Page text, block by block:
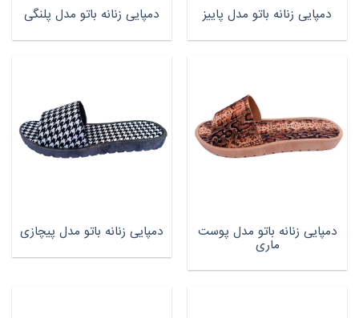
دمپایی زنانه باتو مدل پاییز دمپایی زنانه باتو مدل پلنگی
دمپایی زنانه باتو مدل پوست
ماری
دمپایی زنانه باتو مدل پیچازی